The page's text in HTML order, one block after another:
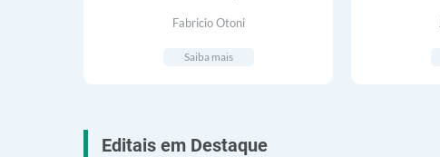
Fabricio Otoni
Saiba mais
Editais em Destaque